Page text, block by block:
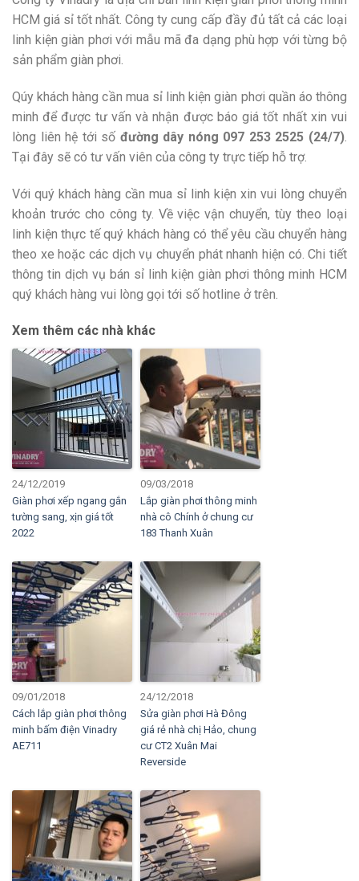
HCM giá sỉ tốt nhất. Công ty cung cấp đầy đủ tất cả các loại
linh kiện giàn phơi với mẫu mã đa dạng phù hợp với từng bộ
sản phẩm giàn phơi.
Qúy khách hàng cần mua sỉ linh kiện giàn phơi quần áo thông
minh để được tư vấn và nhận được báo giá tốt nhất xin vui
lòng liên hệ tới số đường dây nóng 097 253 2525 (24/7).
Tại đây sẽ có tư vấn viên của công ty trực tiếp hỗ trợ.
Với quý khách hàng cần mua sỉ linh kiện xin vui lòng chuyển
khoản trước cho công ty. Về việc vận chuyển, tùy theo loại
linh kiện thực tế quý khách hàng có thể yêu cầu chuyển hàng
theo xe hoặc các dịch vụ chuyển phát nhanh hiện có. Chi tiết
thông tin dịch vụ bán sỉ linh kiện giàn phơi thông minh HCM
quý khách hàng vui lòng gọi tới số hotline ở trên.
Xem thêm các nhà khác
24/12/2019
Giàn phơi xếp ngang gắn
tường sang, xịn giá tốt
2022
09/03/2018
Lắp giàn phơi thông minh
nhà cô Chính ở chung cư
183 Thanh Xuân
09/01/2018
Cách lắp giàn phơi thông
minh bấm điện Vinadry
AE711
24/12/2018
Sửa giàn phơi Hà Đông
giá rẻ nhà chị Hảo, chung
cư CT2 Xuân Mai
Reverside